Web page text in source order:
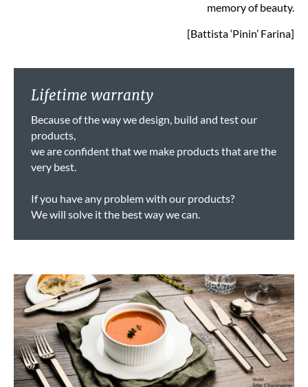
memory of beauty.
[Battista ‘Pinin’ Farina]
Lifetime warranty
Because of the way we design, build and test our
products,
we are confident that we make products that are the
very best.
If you have any problem with our products?
We will solve it the best way we can.